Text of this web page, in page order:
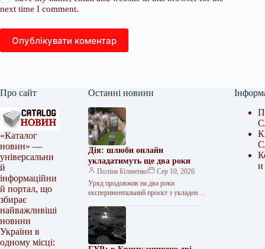
next time I comment.
Опублікувати коментар
Про сайт
«Каталог
новин» —
універсальни
й
інформаційни
й портал, що
збирає
найважливіші
новини
України в
одному місці:
Останні новини
Дія: шлюби онлайн
укладатимуть ще два роки
Поліна Більченко
Сер 10, 2026
Уряд продовжив на два роки
експериментальний проєкт з укладення
“Дію”. Відповідну постанову №994 від
6…
и